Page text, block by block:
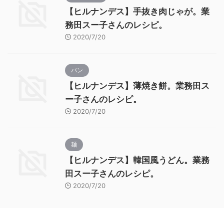
【ヒルナンデス】手抜き肉じゃが。業
務田スー子さんのレシピ。
2020/7/20
パン
【ヒルナンデス】薄焼き餅。業務田ス
ー子さんのレシピ。
2020/7/20
麺
【ヒルナンデス】韓国風うどん。業務
田スー子さんのレシピ。
2020/7/20